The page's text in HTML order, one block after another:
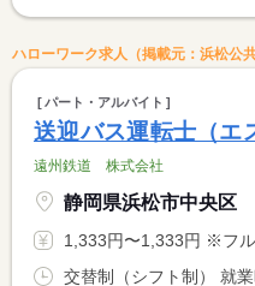
ハローワーク求人（掲載元：浜松公
パート・アルバイト
送迎バス運転士（エ
遠州鉄道 株式会社
静岡県浜松市中央区
1,333円〜1,333円 ※フルタイム求人の場合は月
交替制（シフト制） 就